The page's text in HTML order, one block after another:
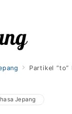
Partikel “to”
Jepang